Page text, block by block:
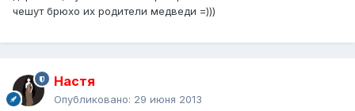
чешут брюхо их родители медведи =)))
Настя
Опубликовано: 29 июня 2013